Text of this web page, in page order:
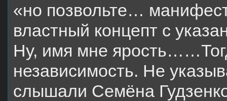
«но позвольте…
властный концепт с
Ну, имя мне
независимость. Не
слышали Семёна